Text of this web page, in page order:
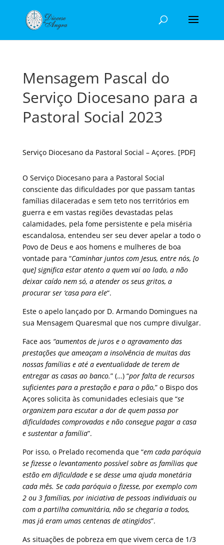
Mensagem Pascal do
Serviço Diocesano para a
Pastoral Social 2023
Serviço Diocesano da Pastoral Social – Açores. [PDF]
O Serviço Diocesano para a Pastoral Social
consciente das dificuldades por que passam tantas
famílias dilaceradas e sem teto nos territórios em
guerra e em vastas regiões devastadas pelas
calamidades, pela fome persistente e pela miséria
escandalosa, entendeu ser seu dever apelar a todo o
Povo de Deus e aos homens e mulheres de boa
vontade para “Caminhar juntos com Jesus, entre nós, [o
que] significa estar atento a quem vai ao lado, a não
deixar caído nem só, a atender os seus gritos, a
procurar ser ‘casa para ele“.
Este o apelo lançado por D. Armando Domingues na
sua Mensagem Quaresmal que nos cumpre divulgar.
Face aos “aumentos de juros e o agravamento das
prestações que ameaçam a insolvência de muitas das
nossas famílias e até a eventualidade de terem de
entregar as casas ao banco.” (…) “por falta de recursos
suficientes para a prestação e para o pão,” o Bispo dos
Açores solicita às comunidades eclesiais que “se
organizem para escutar a dor de quem passa por
dificuldades comprovadas e não consegue pagar a casa
e sustentar a família”.
Por isso, o Prelado recomenda que “em cada paróquia
se fizesse o levantamento possível sobre as famílias que
estão em dificuldade e se desse uma ajuda monetária
cada mês. Se cada paróquia o fizesse, por exemplo com
2 ou 3 famílias, por iniciativa de pessoas individuais ou
com a partilha comunitária, não se chegaria a todos,
mas já eram umas centenas de atingidos”.
As situações de pobreza em que vivem cerca de 1/3